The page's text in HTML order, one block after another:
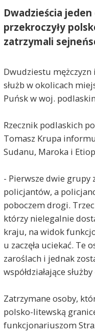
Dwadzieścia
przekroczyły
zatrzymali
Dwudziestu mężczyzn
służb w okolicach
Puńsk w woj.
Rzecznik podlaskich
Tomasz Krupa
Sudanu, Maroka i
- Pierwsze dwie grupy
policjantów, a
poboczem drogi.
którzy nielegalnie
kraju, na widok
u zaczęła uciekać. Te
zaroślach i jednak
współdziałające
Zatrzymane osoby,
polsko-litewską
funkcjonariuszom